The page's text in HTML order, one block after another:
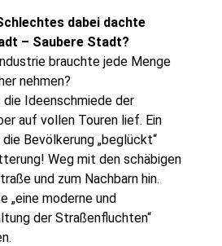
dabei dachte
– Saubere Stadt?
brauchte jede Menge
nehmen?
die Ideenschmiede der
auf vollen Touren lief. Ein
Bevölkerung „beglückt“
Weg mit den schäbigen
und zum Nachbarn hin.
moderne und
der Straßenfluchten“